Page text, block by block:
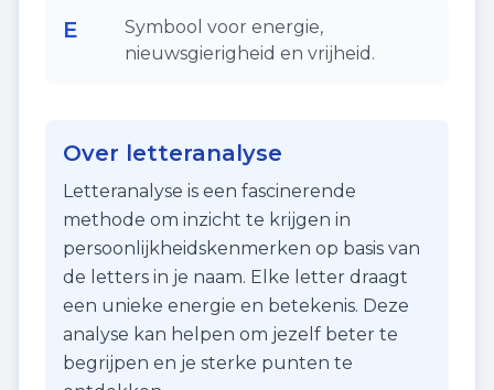
E
Symbool voor energie,
nieuwsgierigheid en vrijheid.
Over letteranalyse
Letteranalyse is een fascinerende
methode om inzicht te krijgen in
persoonlijkheidskenmerken op basis van
de letters in je naam. Elke letter draagt
een unieke energie en betekenis. Deze
analyse kan helpen om jezelf beter te
begrijpen en je sterke punten te